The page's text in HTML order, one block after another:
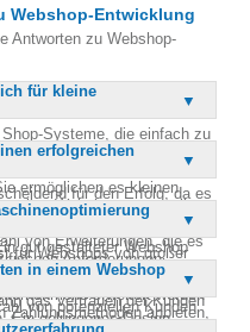
Webshop-Entwicklung
Antworten zu Webshop-
für kleine
Systeme, die einfach zu
wie WooCommerce
Oberfläche und
ermöglichen es kleinen
Webshop zu erstellen,
zu benötigen. Diese
von Erweiterungen, die es
Anforderungen
gut skalierbar, sodass der
erweitert werden
erfolgreichen
für den Erfolg, da es
Ein ansprechendes
sich Besucher wohlfühlen
gut gestalteter Webshop
Kunden, die gewünschten
trägt ein professionelles
das Vertrauen der Kunden
Ein gelungenes Design
für Webshops von großer
den Suchergebnissen
zieht mehr organischen
von potenziellen Kunden
wie die Optimierung
in einem Webshop
Zahlungsmethoden anbieten,